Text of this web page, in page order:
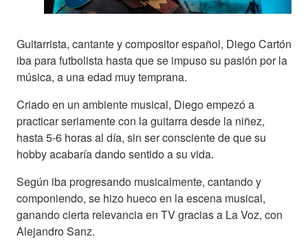
Guitarrista, cantante y compositor español, Diego Cartón
iba para futbolista hasta que se impuso su pasión por la
música, a una edad muy temprana.
Criado en un ambiente musical, Diego empezó a
practicar seriamente con la guitarra desde la niñez,
hasta 5-6 horas al día, sin ser consciente de que su
hobby acabaría dando sentido a su vida.
Según iba progresando musicalmente, cantando y
componiendo, se hizo hueco en la escena musical,
ganando cierta relevancia en TV gracias a La Voz, con
Alejandro Sanz.